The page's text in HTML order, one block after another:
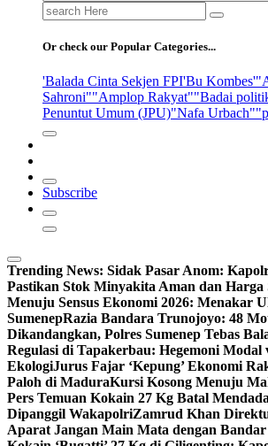
Search
for:
Or check our Popular Categories...
'Balada Cinta Sekjen FPI'Bu Kombes'
Sahroni""Amplop Rakyat""Badai
Penuntut Umum (JPU)"Nafa Urbach"
Subscribe
Trending News: Sidak Pasar Anom:
Pastikan Stok Minyakita Aman dan Harga
Menuju Sensus Ekonomi 2026: Menakar
SumenepRazia Bandara Trunojoyo: 48
Dikandangkan, Polres Sumenep Tebas
Regulasi di Tapakerbau: Hegemoni Modal
EkologiJurus Fajar ‘Kepung’ Ekonomi
Paloh di MaduraKursi Kosong Menuju
Pers Temuan Kokain 27 Kg Batal
Dipanggil WakapolriZamrud Khan
Aparat Jangan Main Mata dengan